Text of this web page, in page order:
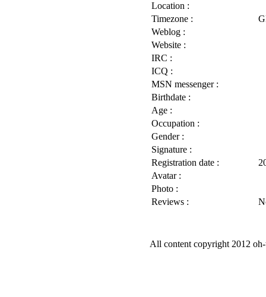
Location :
Timezone :
Weblog :
Website :
IRC :
ICQ :
MSN messenger :
Birthdate :
Age :
Occupation :
Gender :
Signature :
Registration date :
Avatar :
Photo :
Reviews :
All content copyright 2012